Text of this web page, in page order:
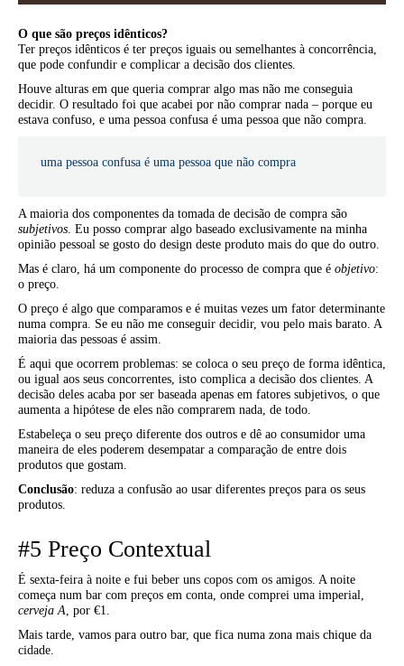
O que são preços idênticos?
Ter preços idênticos é ter preços iguais ou semelhantes à concorrência,
que pode confundir e complicar a decisão dos clientes.
Houve alturas em que queria comprar algo mas não me conseguia
decidir. O resultado foi que acabei por não comprar nada – porque eu
estava confuso, e uma pessoa confusa é uma pessoa que não compra.
uma pessoa confusa é uma pessoa que não compra
A maioria dos componentes da tomada de decisão de compra são
subjetivos . Eu posso comprar algo baseado exclusivamente na minha
opinião pessoal se gosto do design deste produto mais do que do outro.
Mas é claro, há um componente do processo de compra que é objetivo:
o preço.
O preço é algo que comparamos e é muitas vezes um fator determinante
numa compra. Se eu não me conseguir decidir, vou pelo mais barato. A
maioria das pessoas é assim.
É aqui que ocorrem problemas: se coloca o seu preço de forma idêntica,
ou igual aos seus concorrentes, isto complica a decisão dos clientes. A
decisão deles acaba por ser baseada apenas em fatores subjetivos, o que
aumenta a hipótese de eles não comprarem nada, de todo.
Estabeleça o seu preço diferente dos outros e dê ao consumidor uma
maneira de eles poderem desempatar a comparação de entre dois
produtos que gostam.
Conclusão: reduza a confusão ao usar diferentes preços para os seus
produtos.
#5 Preço Contextual
É sexta-feira à noite e fui beber uns copos com os amigos. A noite
começa num bar com preços em conta, onde comprei uma imperial,
cerveja A , por €1.
Mais tarde, vamos para outro bar, que fica numa zona mais chique da
cidade.